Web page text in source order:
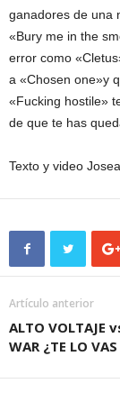
ganadores de una
«Bury me in the
error como
a «Chosen one»y
«Fucking hostile»
de que te has
Texto y video
Artículo anterior
ALTO VOLTAJE
WAR ¿TE LO VAS